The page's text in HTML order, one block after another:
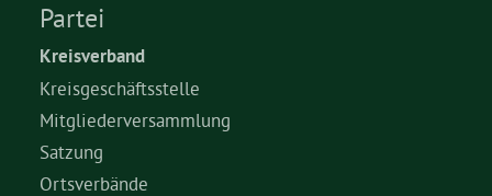
Partei
Kreisverband
Kreisgeschäftsstelle
Mitgliederversammlung
Satzung
Ortsverbände